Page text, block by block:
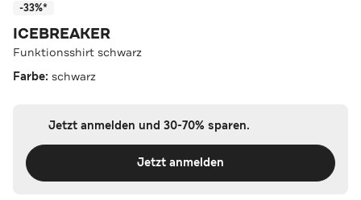
-33%*
ICEBREAKER
Funktionsshirt schwarz
Farbe: schwarz
Jetzt anmelden und 30-70% sparen.
Jetzt anmelden